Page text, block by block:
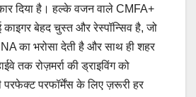
दिया है। हल्के वजन वाले CMFA+
काइगर बेहद चुस्त और रेस्पॉन्सिव है, जो
का भरोसा देती है और साथ ही शहर
तक रोज़मर्रा की ड्राइविंग को
परफेक्ट परफॉर्मेंस के लिए ज़रूरी हर